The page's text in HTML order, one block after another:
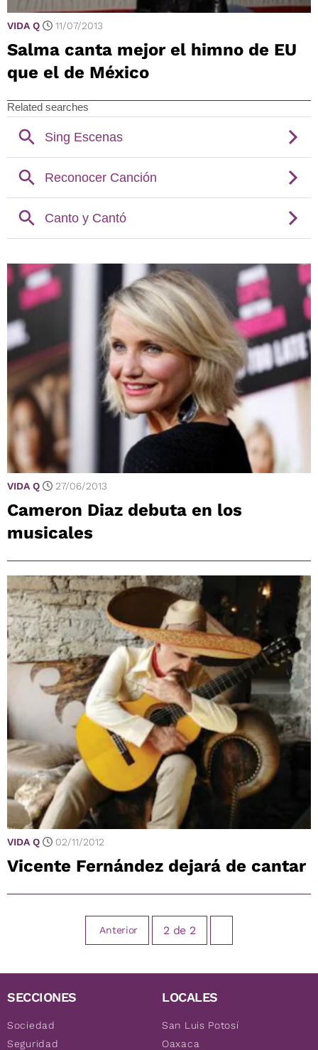
VIDA Q 11/07/2013
Salma canta mejor el himno de EU
que el de México
VIDA Q 27/06/2013
Cameron Diaz debuta en los
musicales
VIDA Q 02/11/2012
Vicente Fernández dejará de cantar
Anterior 2 de 2
SECCIONES
Sociedad
Seguridad
LOCALES
San Luis Potosí
Oaxaca